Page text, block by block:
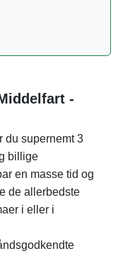
-
du supernemt 3
billige
en masse tid og
de allerbedste
i eller i